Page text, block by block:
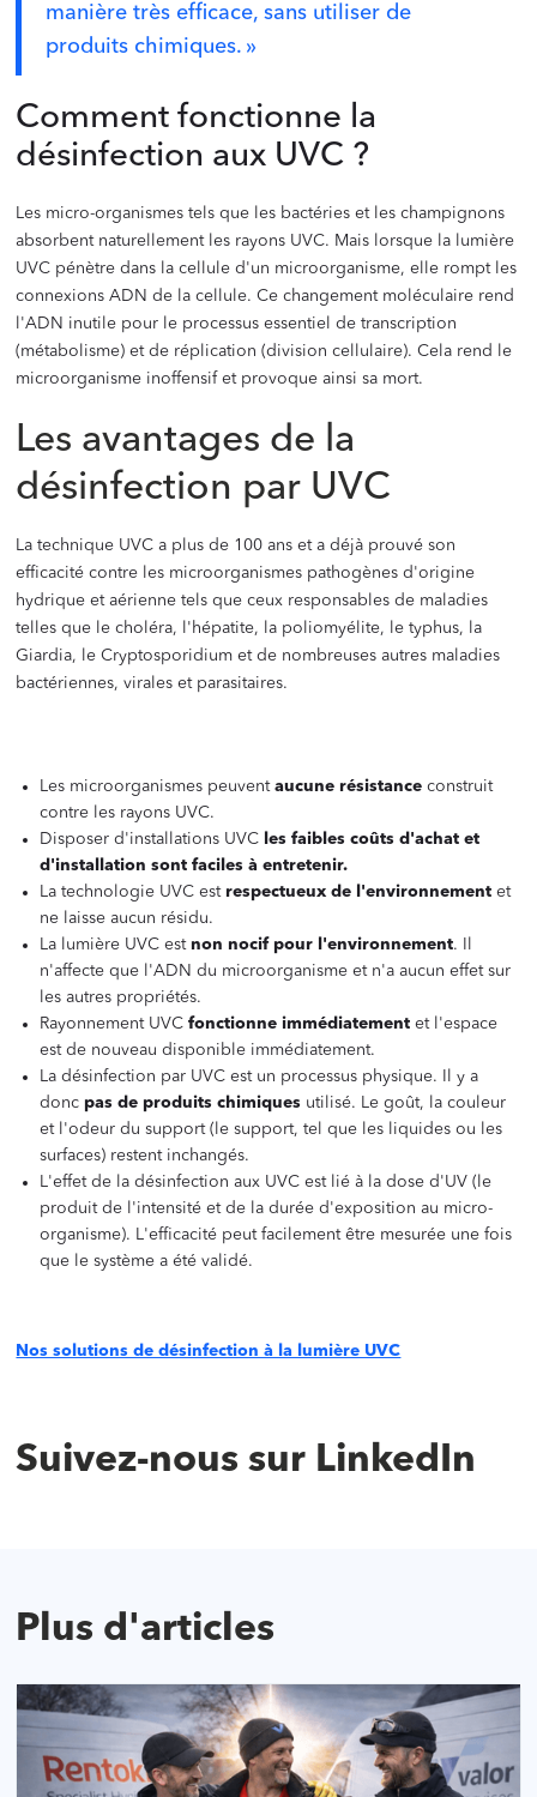
manière très efficace, sans utiliser de
produits chimiques. »
Comment fonctionne la
désinfection aux UVC ?
Les micro-organismes tels que les bactéries et les champignons
absorbent naturellement les rayons UVC. Mais lorsque la lumière
UVC pénètre dans la cellule d'un microorganisme, elle rompt les
connexions ADN de la cellule. Ce changement moléculaire rend
l'ADN inutile pour le processus essentiel de transcription
(métabolisme) et de réplication (division cellulaire). Cela rend le
microorganisme inoffensif et provoque ainsi sa mort.
Les avantages de la
désinfection par UVC
La technique UVC a plus de 100 ans et a déjà prouvé son
efficacité contre les microorganismes pathogènes d'origine
hydrique et aérienne tels que ceux responsables de maladies
telles que le choléra, l'hépatite, la poliomyélite, le typhus, la
Giardia, le Cryptosporidium et de nombreuses autres maladies
bactériennes, virales et parasitaires.
Les microorganismes peuventaucune résistance construit
contre les rayons UVC.
Disposer d'installations UVC les faibles coûts d'achat et
d'installation sont faciles à entretenir.
La technologie UVC estrespectueux de l'environnement et
ne laisse aucun résidu.
La lumière UVC estnon nocif pour l'environnement. Il
n'affecte que l'ADN du microorganisme et n'a aucun effet sur
les autres propriétés.
Rayonnement UVCfonctionne immédiatement et l'espace
est de nouveau disponible immédiatement.
La désinfection par UVC est un processus physique. Il y a
doncpas de produits chimiques utilisé. Le goût, la couleur
et l'odeur du support (le support, tel que les liquides ou les
surfaces) restent inchangés.
L'effet de la désinfection aux UVC est lié à la dose d'UV (le
produit de l'intensité et de la durée d'exposition au micro-
organisme). L'efficacité peut facilement être mesurée une fois
que le système a été validé.
Nos solutions de désinfection à la lumière UVC
Suivez-nous sur LinkedIn
Plus d'articles